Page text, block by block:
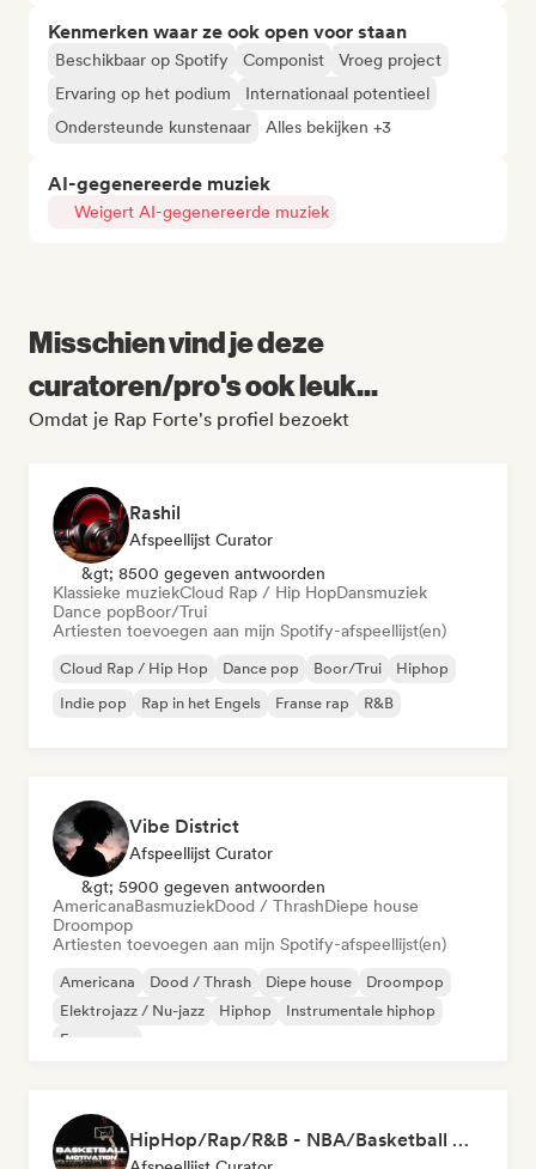
Kenmerken waar ze ook open voor staan
Beschikbaar op Spotify Componist
Vroeg project
Ervaring op het podium
Internationaal potentieel
Ondersteunde kunstenaar
Alles bekijken +3
AI-gegenereerde muziek
Weigert AI-gegenereerde muziek
Misschien vind je deze
curatoren/pro's ook leuk...
Omdat je Rap Forte's profiel bezoekt
Rashil
Afspeellijst Curator
&gt; 8500 gegeven antwoorden
Klassieke muziekCloud Rap / Hip HopDansmuziek
Dance popBoor/Trui
Artiesten toevoegen aan mijn Spotify-afspeellijst(en)
Cloud Rap / Hip Hop Dance pop Boor/Trui
Hiphop
Indie pop
Rap in het Engels Franse rap R&B
Vibe District
Afspeellijst Curator
&gt; 5900 gegeven antwoorden
AmericanaBasmuziekDood / ThrashDiepe house
Droompop
Artiesten toevoegen aan mijn Spotify-afspeellijst(en)
Americana Dood / Thrash Diepe house
Droompop
Elektrojazz / Nu-jazz
Hiphop
Instrumentale hiphop
Franse rap
HipHop/Rap/R&B - NBA/Basketball Music